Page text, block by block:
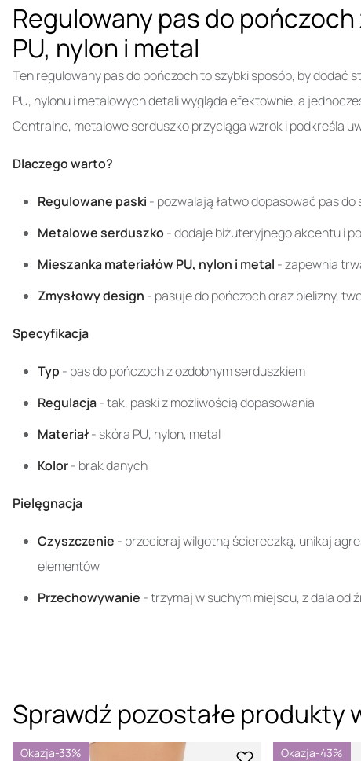
Regulowany pas do
PU, nylon i metal
Ten regulowany pas do pończoch to szybki sposób, by dodać
PU, nylonu i metalowych detali wygląda efektownie, a
Centralne, metalowe serduszko przyciąga wzrok i podkreśla
Dlaczego warto?
Regulowane paski - pozwalają łatwo dopasować pas
Metalowe serduszko - dodaje biżuteryjnego akcentu i
Mieszanka materiałów PU, nylon i metal - zapewnia
Zmysłowy design - pasuje do pończoch oraz bielizny,
Specyfikacja
Typ - pas do pończoch z ozdobnym serduszkiem
Regulacja- tak, paski z możliwością dopasowania
Materiał- skóra PU, nylon, metal
Kolor- brak danych
Pielęgnacja
Czyszczenie - przecieraj wilgotną ściereczką, unikaj
elementów
Przechowywanie - trzymaj w suchym miejscu, z dala od
Sprawdź pozostałe produkty
Okazja-33% Okazja-43%